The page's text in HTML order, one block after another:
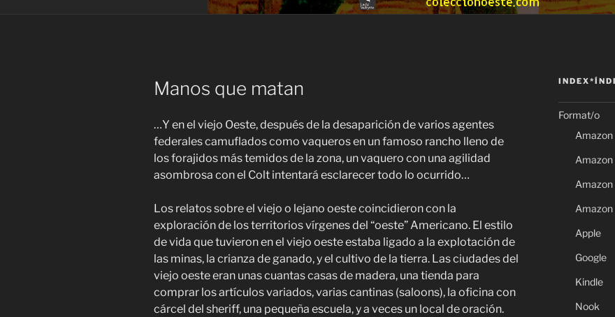
Manos que matan
…Y en el viejo Oeste, después de la desaparición de varios agentes
federales camuflados como vaqueros en un famoso rancho lleno de
los forajidos más temidos de la zona, un vaquero con una agilidad
asombrosa con el Colt intentará esclarecer todo lo ocurrido…
Los relatos sobre el viejo o lejano oeste coincidieron con la
exploración de los territorios vírgenes del “oeste” Americano. El estilo
de vida que tuvieron en el viejo oeste estaba ligado a la explotación de
las minas, la crianza de ganado, y el cultivo de la tierra. Las ciudades del
viejo oeste eran unas cuantas casas de madera, una tienda para
comprar los artículos variados, varias cantinas (saloons), la oficina con
cárcel del sheriff, una pequeña escuela, y a veces un local de oración.
Format/o
Amazon
Amazon
Apple
Google
Kindle
Nook